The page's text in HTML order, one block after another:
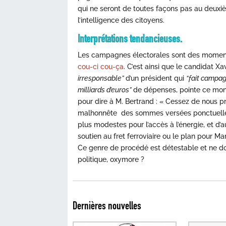
qui ne seront de toutes façons pas au
l’intelligence des citoyens.
Interprétations tendancieuses.
Les campagnes électorales sont des
cou-ci cou-ça. C’est ainsi que le candidat
irresponsable”d’un président qui “fait
milliards d’euros”de dépenses, pointe ce
pour dire à M. Bertrand : « Cessez de nous
malhonnête des sommes versées
plus modestes pour l’accès à l’énergie, et
soutien au fret ferroviaire ou le plan pour
Ce genre de procédé est détestable et ne
politique, oxymore ?
Dernières nouvelles